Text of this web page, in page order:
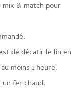
& match pour
de décatir le lin en
moins 1 heure.
un fer chaud.